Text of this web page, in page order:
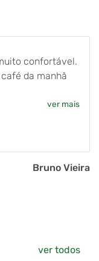
confortável.
da manhã
ver mais
Bruno Vieira
ver todos